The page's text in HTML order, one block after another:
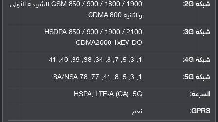
شبكة 2G:
GSM 850 / 900 / 1800 / 1900 للشريحة الأولى
والثانية CDMA 800
شبكة 3G :
HSDPA 850 / 900 / 1900 / 2100
CDMA2000 1xEV-DO
شبكة 4G :
1, 3, 5, 7, 8, 34, 38, 39, 40, 41
شبكة 5G :
1, 3, 5, 8, 41, 77, 78 SA/NSA
السرعة: HSPA, LTE-A (CA), 5G
GPRS: نعم